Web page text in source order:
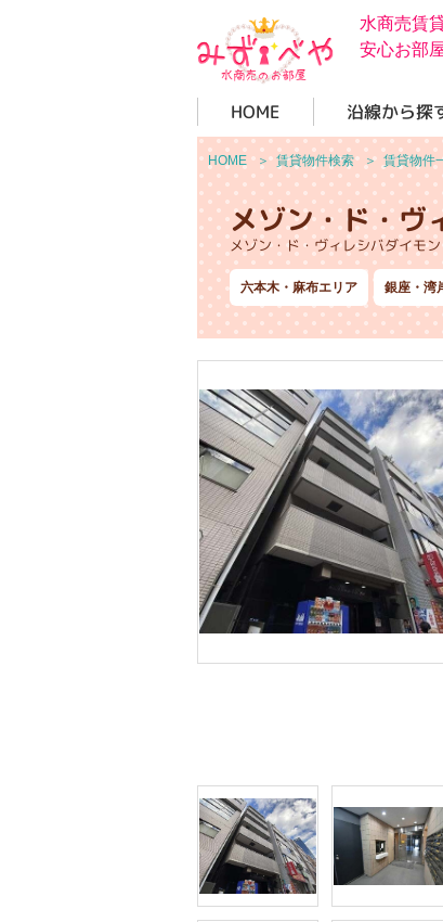
水商売賃
安心お部
HOME 沿線から探
HOME ＞ 賃貸物件検索 ＞ 賃貸物件
メゾン・ド・ヴ
メゾン・ド・ヴィレシバダイモン
六本木・麻布エリア 銀座・湾